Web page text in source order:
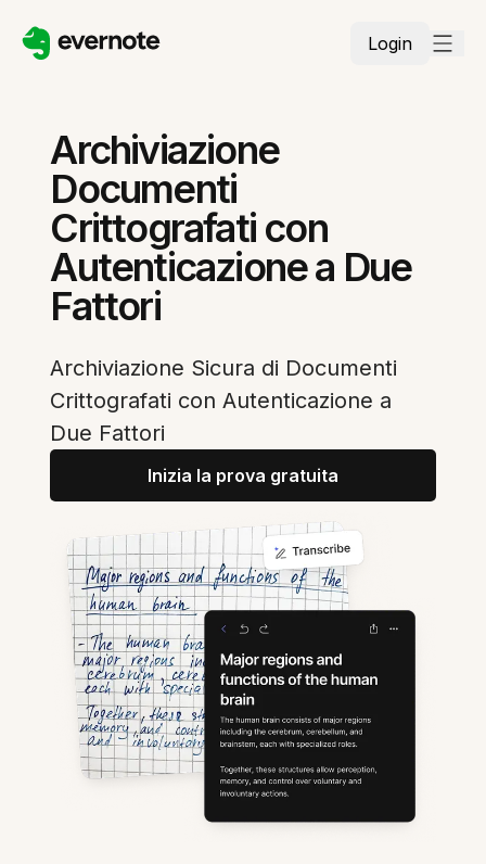
Login
Archiviazione
Documenti
Crittografati con
Autenticazione a Due
Fattori
Archiviazione Sicura di Documenti
Crittografati con Autenticazione a
Due Fattori
Inizia la prova gratuita